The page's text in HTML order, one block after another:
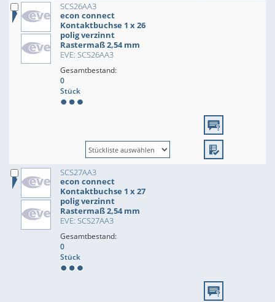
SCS26AA3
econ connect
Kontaktbuchse 1 x 26
polig verzinnt
Rastermaß 2,54 mm
EVE: SCS26AA3
Gesamtbestand:
0
Stück
SCS27AA3
econ connect
Kontaktbuchse 1 x 27
polig verzinnt
Rastermaß 2,54 mm
EVE: SCS27AA3
Gesamtbestand:
0
Stück